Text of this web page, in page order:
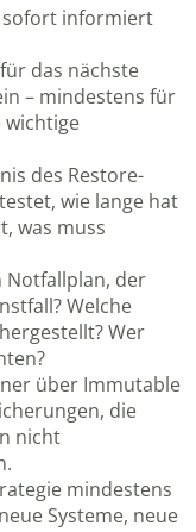
sofort informiert
das nächste
– mindestens für
wichtige
des Restore-
wie lange hat
was muss
Notfallplan, der
Welche
Wer
über Immutable
die
nicht
mindestens
Systeme, neue